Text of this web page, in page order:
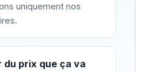
uniquement nos
du prix que ça va